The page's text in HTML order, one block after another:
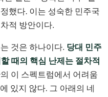
했다. 이는 성숙한 민주국
적 방안이다.
것은 하나이다. 당대 민주
때의 핵심 난제는 절차적
이 스펙트럼에서 어려움
있지 않다. 그 아래의 네